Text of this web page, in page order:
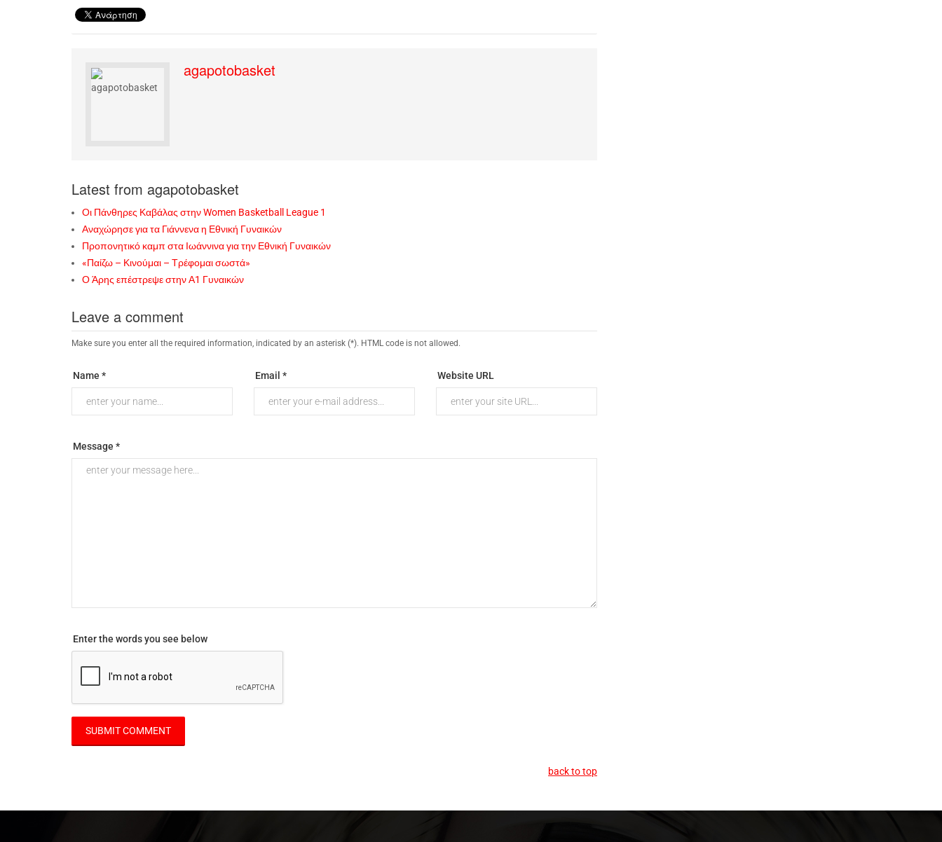
agapotobasket
Latest from agapotobasket
Οι Πάνθηρες Καβάλας στην Women Basketball League 1
Αναχώρησε για τα Γιάννενα η Εθνική Γυναικών
Προπονητικό καμπ στα Ιωάννινα για την Εθνική Γυναικών
«Παίζω – Κινούμαι – Τρέφομαι σωστά»
Ο Άρης επέστρεψε στην Α1 Γυναικών
Leave a comment
Make sure you enter all the required information, indicated by an asterisk (*). HTML code is not allowed.
Name * Email * Website URL
Message *
Enter the words you see below
back to top